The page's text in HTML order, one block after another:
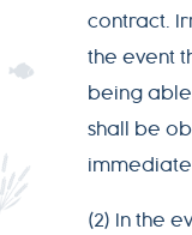
contract.
the event
being
shall be
(2) In the